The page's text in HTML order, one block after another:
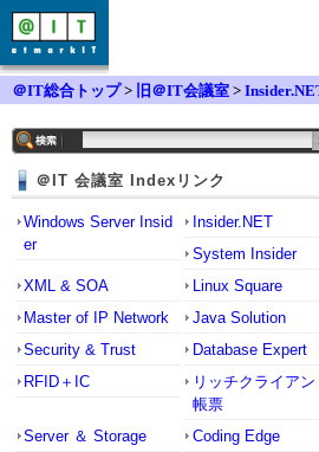
＠IT総合トップ> 旧＠IT会議室 >
＠IT 会議室 Indexリンク
Windows Server Insid
er
Insider.NET
System Insider
XML & SOA
Linux Square
Master of IP Network
Java Solution
Security & Trust
Database Expert
RFID＋IC
リッチクライア
帳票
Server ＆ Storage
Coding Edge